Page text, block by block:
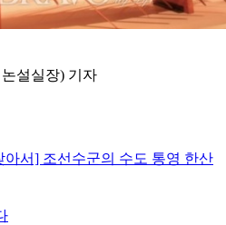
설실장) 기자
서] 조선수군의 수도 통영 한산